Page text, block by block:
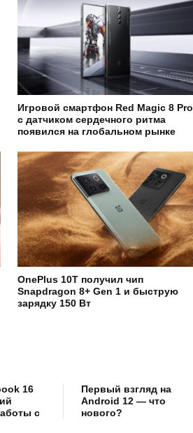
Игровой смартфон Red Magic 8 Pro
с датчиком сердечного ритма
появился на глобальном рынке
OnePlus 10T получил чип
Snapdragon 8+ Gen 1 и быструю
зарядку 150 Вт
16
с
Первый взгляд на
Android 12 — что
нового?